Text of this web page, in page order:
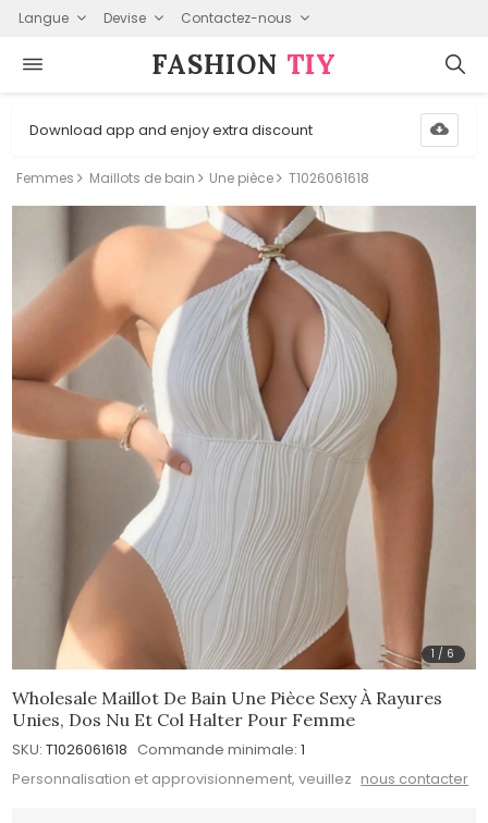
Langue Devise Contactez-nous
FASHION⁠ TIY
Download app and enjoy extra discount
Femmes Maillots de bain Une pièce T1026061618
1 / 6
Wholesale Maillot De Bain Une Pièce Sexy À Rayures
Unies, Dos Nu Et Col Halter Pour Femme
SKU: T1026061618 Commande minimale: 1
Personnalisation et approvisionnement, veuillez nous contacter